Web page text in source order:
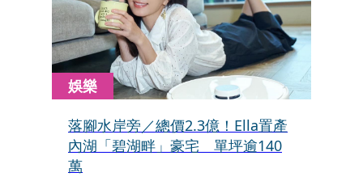
娛樂
落腳水岸旁／總價2.3億！Ella置產
內湖「碧湖畔」豪宅 單坪逾140
萬